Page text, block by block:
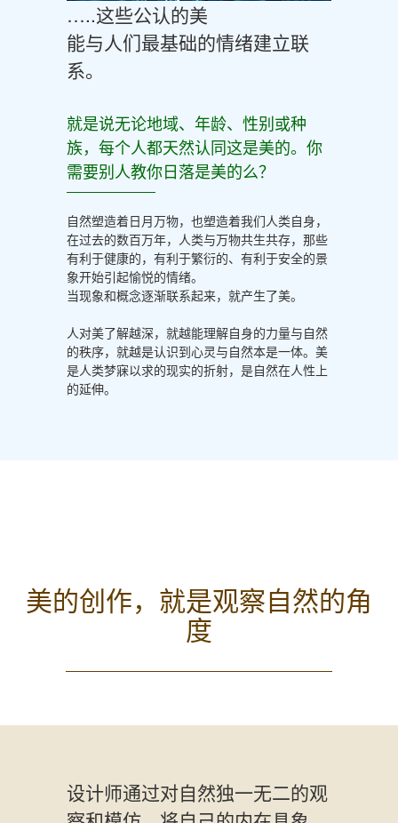
…..这些公认的美
能与人们最基础的情绪建立联
系。
就是说无论地域、年龄、性别或种
族，每个人都天然认同这是美的。你
需要别人教你日落是美的么？
自然塑造着日月万物，也塑造着我们人类自身，
在过去的数百万年，人类与万物共生共存，那些
有利于健康的，有利于繁衍的、有利于安全的景
象开始引起愉悦的情绪。
当现象和概念逐渐联系起来，就产生了美。
人对美了解越深，就越能理解自身的力量与自然
的秩序，就越是认识到心灵与自然本是一体。美
是人类梦寐以求的现实的折射，是自然在人性上
的延伸。
美的创作，就是观察自然的角
度
设计师通过对自然独一无二的观